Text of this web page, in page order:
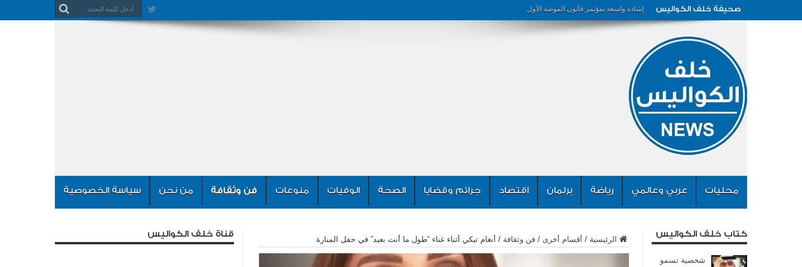
صحيفة خلف الكواليس إشادة واسعة بمؤتمر قانون الموضة الأول
محليات عربي وعالمي رياضة برلمان اقتصاد جرائم وقضايا الصحة الوفيات منوعات فن وثقافة من نحن سياسة الخصوصية
الرئيسية / أقسام أخرى / فن وثقافة / أنغام تبكي أثناء غناء “طول ما أنت بعيد” في حفل المنارة
كتاب خلف الكواليس
شخصية تسمو
قناة خلف الكواليس